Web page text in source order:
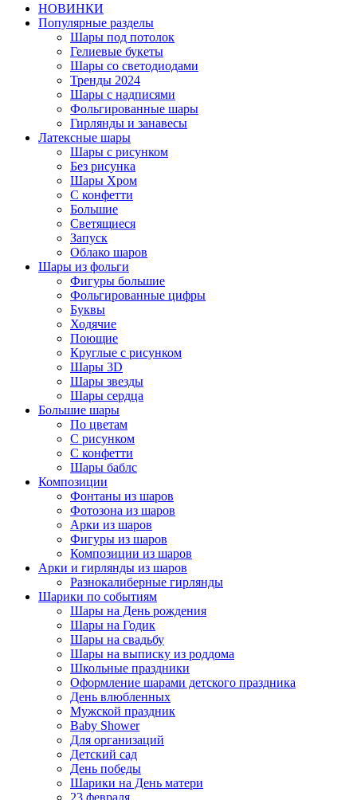
НОВИНКИ
Популярные разделы
Шары под потолок
Гелиевые букеты
Шары со светодиодами
Тренды 2024
Шары с надписями
Фольгированные шары
Гирлянды и занавесы
Латексные шары
Шары с рисунком
Без рисунка
Шары Хром
C конфетти
Большие
Светящиеся
Запуск
Облако шаров
Шары из фольги
Фигуры большие
Фольгированные цифры
Буквы
Ходячие
Поющие
Круглые с рисунком
Шары 3D
Шары звезды
Шары сердца
Большие шары
По цветам
С рисунком
С конфетти
Шары баблс
Композиции
Фонтаны из шаров
Фотозона из шаров
Арки из шаров
Фигуры из шаров
Композиции из шаров
Арки и гирлянды из шаров
Разнокалиберные гирлянды
Шарики по событиям
Шары на День рождения
Шары на Годик
Шары на свадьбу
Шары на выписку из роддома
Школьные праздники
Оформление шарами детского праздника
День влюбленных
Мужской праздник
Baby Shower
Для организаций
Детский сад
День победы
Шарики на День матери
23 февраля